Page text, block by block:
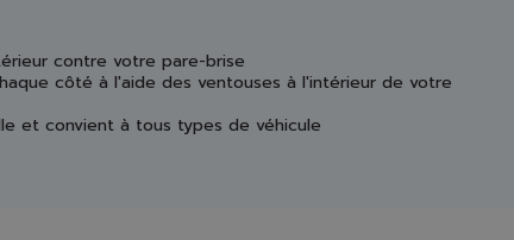
contre votre pare-brise
côté à l'aide des ventouses à l'intérieur de votre
et convient à tous types de véhicule